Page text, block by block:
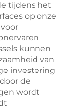
tijdens het
op onze
kunnen
van
investering
de
wordt